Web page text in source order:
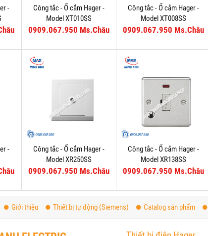
-
Công tắc - Ổ cắm Hager -
Model XT010SS
0909.067.950 Ms.Châu
Công tắc - Ổ cắm Hager -
Model XT008SS
0909.067.950 Ms.Châu
-
Công tắc - Ổ cắm Hager -
Model XR250SS
0909.067.950 Ms.Châu
Công tắc - Ổ cắm Hager -
Model XR138SS
0909.067.950 Ms.Châu
Giới thiệu Thiết bị tự động (Siemens) Catalog sản phẩm